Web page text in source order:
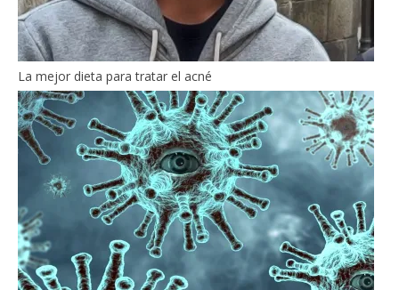
La mejor dieta para tratar el acné